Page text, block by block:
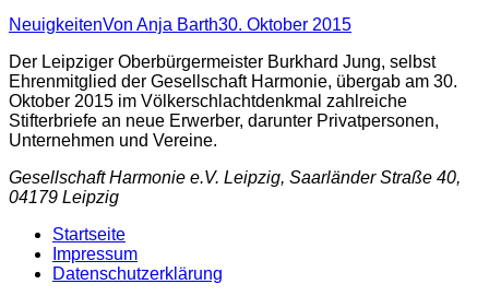
NeuigkeitenVon Anja Barth30. Oktober 2015
Der Leipziger Oberbürgermeister Burkhard Jung, selbst
Ehrenmitglied der Gesellschaft Harmonie, übergab am 30.
Oktober 2015 im Völkerschlachtdenkmal zahlreiche
Stifterbriefe an neue Erwerber, darunter Privatpersonen,
Unternehmen und Vereine.
Gesellschaft Harmonie e.V. Leipzig, Saarländer Straße 40,
04179 Leipzig
Startseite
Impressum
Datenschutzerklärung